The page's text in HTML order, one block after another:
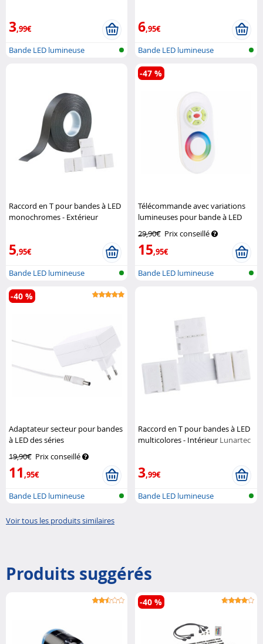
3,99€
Bande LED lumineuse
6,95€
Bande LED lumineuse
Raccord en T pour bandes à LED
monochromes - Extérieur
5,95€
Bande LED lumineuse
Télécommande avec variations
lumineuses pour bande à LED
29,90€ Prix conseillé
15,95€
-47 %
Bande LED lumineuse
Adaptateur secteur pour bandes
à LED des séries
LE/LC/LX/LAK/LAM/LAT/LAC/LAX
Lunartec
19,90€ Prix conseillé
11,95€
-40 %
Bande LED lumineuse
Raccord en T pour bandes à LED
multicolores - Intérieur Lunartec
3,99€
Bande LED lumineuse
Voir tous les produits similaires
Produits suggérés
-40 %